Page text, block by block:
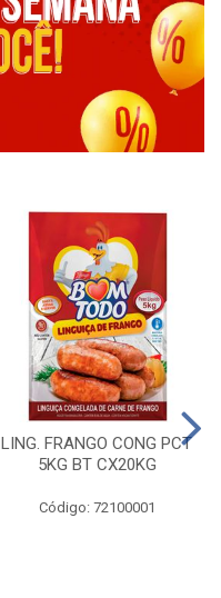
LING. FRANGO CONG PCT
5KG BT CX20KG
Código: 72100001